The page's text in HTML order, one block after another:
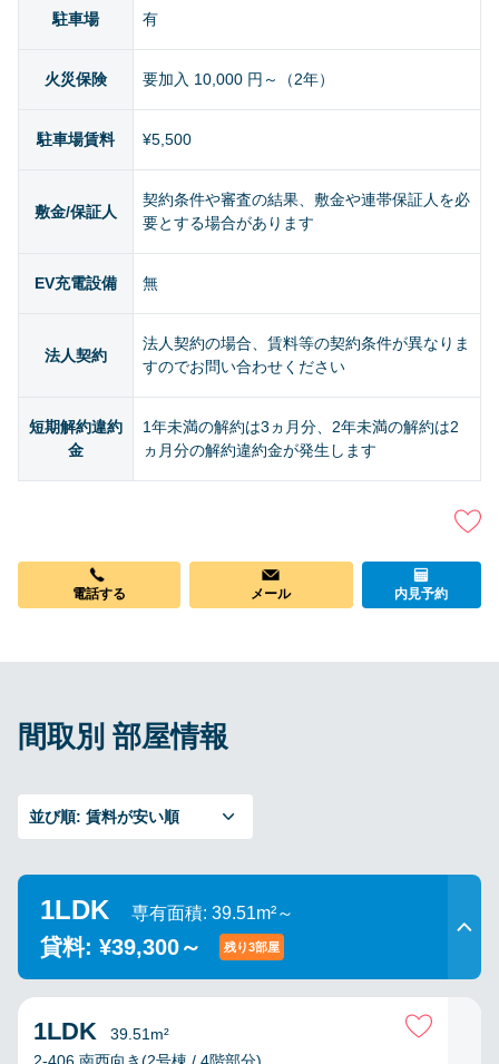
駐車場 有
火災保険 要加入 10,000 円～（2年）
駐車場賃料 ¥5,500
敷金/保証人
契約条件や審査の結果、敷金や連帯保証人を必
要とする場合があります
EV充電設備 無
法人契約
法人契約の場合、賃料等の契約条件が異なりま
すのでお問い合わせください
短期解約違約
金
1年未満の解約は3ヵ月分、2年未満の解約は2
ヵ月分の解約違約金が発生します
電話する メール 内見予約
間取別 部屋情報
並び順: 賃料が安い順
1LDK 専有面積: 39.51m²～
貸料: ¥39,300～ 残り3部屋
1LDK
39.51m²